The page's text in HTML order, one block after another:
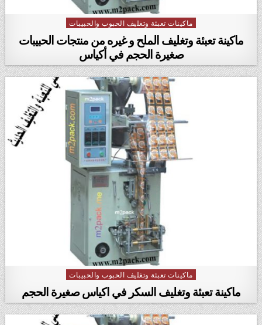
Posted in
ماكينات تعبئة وتغليف الحبوب والحبيبات
ماكينة تعبئة وتغليف الملح و غيره من منتجات الحبيبات
صغيرة الحجم في أكياس
Posted in
ماكينات تعبئة وتغليف الحبوب والحبيبات
ماكينة تعبئة وتغليف السكر في اكياس صغيرة الحجم